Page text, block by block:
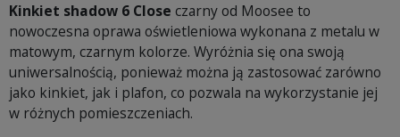
Kinkiet shadow 6 Close czarny od Moosee to
nowoczesna oprawa oświetleniowa wykonana z metalu w
matowym, czarnym kolorze. Wyróżnia się ona swoją
uniwersalnością, ponieważ można ją zastosować zarówno
jako kinkiet, jak i plafon, co pozwala na wykorzystanie jej
w różnych pomieszczeniach.